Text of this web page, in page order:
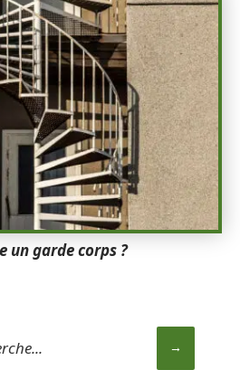
un garde corps ?